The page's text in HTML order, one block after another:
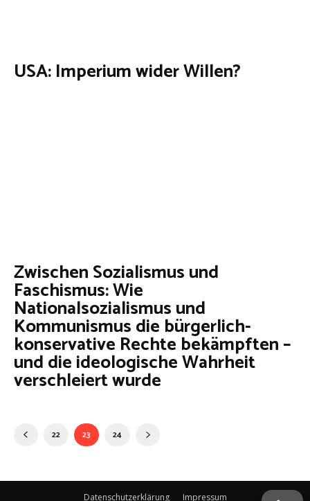
USA: Imperium wider Willen?
Zwischen Sozialismus und
Faschismus: Wie
Nationalsozialismus und
Kommunismus die bürgerlich-
konservative Rechte bekämpften –
und die ideologische Wahrheit
verschleiert wurde
22 23 24
Datenschutzerklärung Impressum